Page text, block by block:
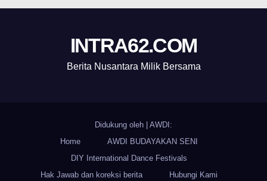
INTRA62.COM
Berita Nusantara Milik Bersama
Didukung oleh
AWDI:
Home
AWDI BUDAYAKAN SENI
DIY International Dance Festivals
Hak Jawab dan koreksi berita
Hubungi Kami